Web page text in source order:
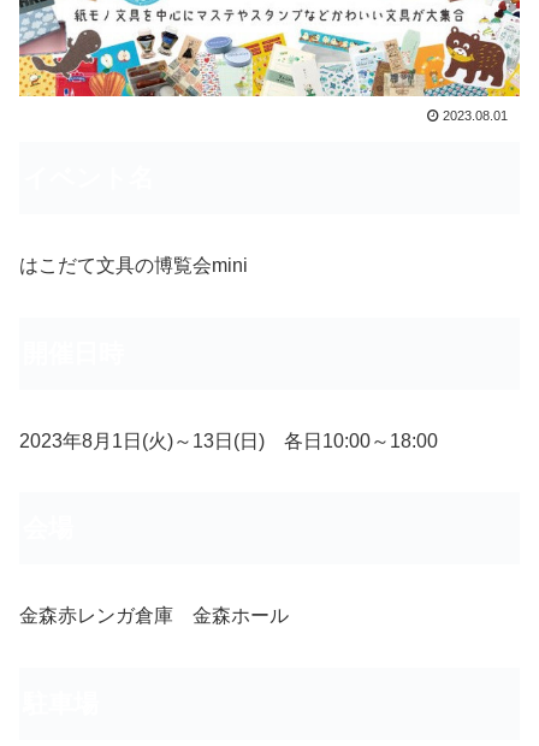
2023.08.01
はこだて文具の博覧会mini
2023年8月1日(火)～13日(日) 各日10:00～18:00
金森赤レンガ倉庫 金森ホール